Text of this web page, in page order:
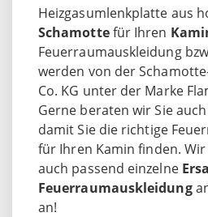
Heizgasumlenkplatte aus
Schamottefür Ihren
Feuerraumauskleidung
werden von der
Co. KG unter der Marke
Gerne beraten wir Sie
damit Sie die richtige
für Ihren Kamin finden.
auch passend einzelne
Feuerraumauskleidung
an!